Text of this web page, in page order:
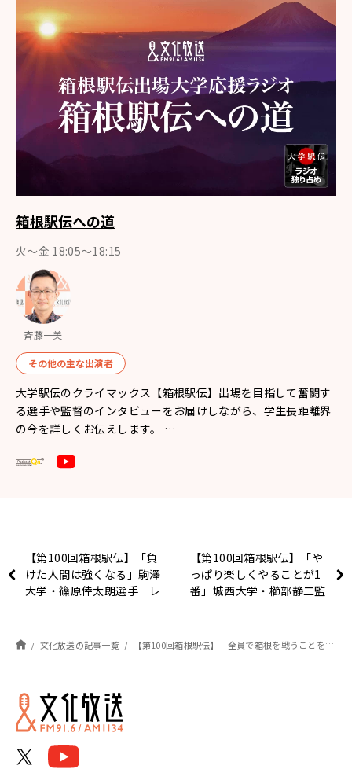
箱根駅伝への道
火～金 18:05～18:15
斉藤一美
その他の主な出演者
大学駅伝のクライマックス【箱根駅伝】出場を目指して奮闘す
る選手や監督のインタビューをお届けしながら、学生長距離界
の今を詳しくお伝えします。 …
【第100回箱根駅伝】「負
けた人間は強くなる」駒澤
大学・篠原倖太朗選手 レ
【第100回箱根駅伝】「や
っぱり楽しくやることが1
番」城西大学・櫛部静二監
文化放送の記事一覧 【第100回箱根駅伝】「全員で箱根を戦うことを一番大事にしたかった」青山学院大学・志貴勇斗選手 レース後インタビュー